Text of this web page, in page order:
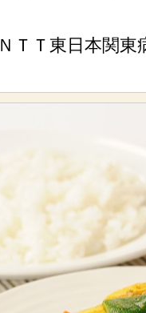
ＮＴＴ東日本関東